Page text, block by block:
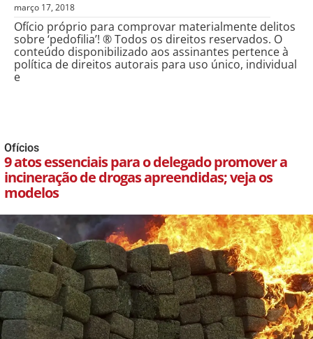
março 17, 2018
Ofício próprio para comprovar materialmente delitos
sobre ‘pedofilia’! ® Todos os direitos reservados. O
conteúdo disponibilizado aos assinantes pertence à
política de direitos autorais para uso único, individual
e
Ofícios
9 atos essenciais para o delegado promover a
incineração de drogas apreendidas; veja os
modelos